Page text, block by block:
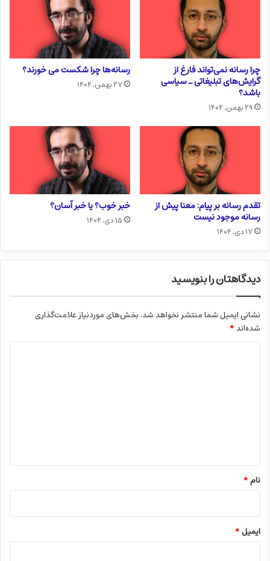
چرا رسانه نمی‌تواند فارغ از
گرایش‌های تبلیغاتی ـ سیاسی
باشد؟
۲۹ بهمن, ۱۴۰۴
رسانه‌ها چرا شکست می خورند؟
۲۷ بهمن, ۱۴۰۴
تقدم رسانه بر پیام: معنا پیش از
رسانه موجود نیست
۱۷ دی, ۱۴۰۴
خبر خوب؟ یا خبر آسان؟
۱۵ دی, ۱۴۰۴
دیدگاهتان را بنویسید
نشانی ایمیل شما منتشر نخواهد شد. بخش‌های موردنیاز علامت‌گذاری
شده‌اند*
نام*
ایمیل*